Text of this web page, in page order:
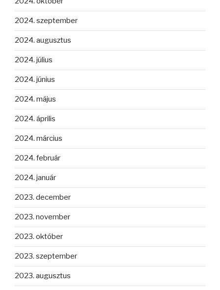
2024. szeptember
2024. augusztus
2024. július
2024. június
2024. május
2024. április
2024. március
2024. február
2024. január
2023. december
2023. november
2023. október
2023. szeptember
2023. augusztus